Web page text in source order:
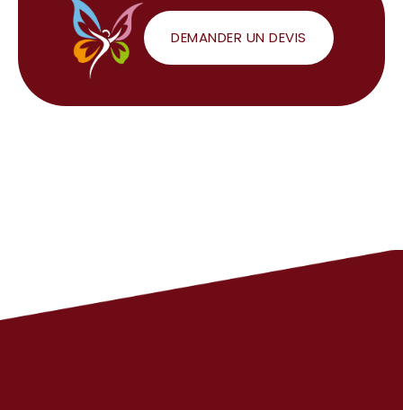
DEMANDER UN DEVIS